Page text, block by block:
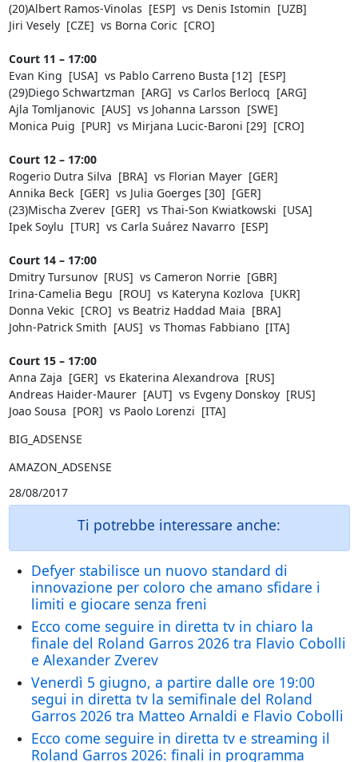
(20)Albert Ramos-Vinolas [ESP] vs Denis Istomin [UZB]
Jiri Vesely [CZE] vs Borna Coric [CRO]
Court 11 – 17:00
Evan King [USA] vs Pablo Carreno Busta [12] [ESP]
(29)Diego Schwartzman [ARG] vs Carlos Berlocq [ARG]
Ajla Tomljanovic [AUS] vs Johanna Larsson [SWE]
Monica Puig [PUR] vs Mirjana Lucic-Baroni [29] [CRO]
Court 12 – 17:00
Rogerio Dutra Silva [BRA] vs Florian Mayer [GER]
Annika Beck [GER] vs Julia Goerges [30] [GER]
(23)Mischa Zverev [GER] vs Thai-Son Kwiatkowski [USA]
Ipek Soylu [TUR] vs Carla Suárez Navarro [ESP]
Court 14 – 17:00
Dmitry Tursunov [RUS] vs Cameron Norrie [GBR]
Irina-Camelia Begu [ROU] vs Kateryna Kozlova [UKR]
Donna Vekic [CRO] vs Beatriz Haddad Maia [BRA]
John-Patrick Smith [AUS] vs Thomas Fabbiano [ITA]
Court 15 – 17:00
Anna Zaja [GER] vs Ekaterina Alexandrova [RUS]
Andreas Haider-Maurer [AUT] vs Evgeny Donskoy [RUS]
Joao Sousa [POR] vs Paolo Lorenzi [ITA]
BIG_ADSENSE
AMAZON_ADSENSE
28/08/2017
Ti potrebbe interessare anche:
Defyer stabilisce un nuovo standard di
innovazione per coloro che amano sfidare i
limiti e giocare senza freni
Ecco come seguire in diretta tv in chiaro la
finale del Roland Garros 2026 tra Flavio Cobolli
e Alexander Zverev
Venerdì 5 giugno, a partire dalle ore 19:00
segui in diretta tv la semifinale del Roland
Garros 2026 tra Matteo Arnaldi e Flavio Cobolli
Ecco come seguire in diretta tv e streaming il
Roland Garros 2026: finali in programma